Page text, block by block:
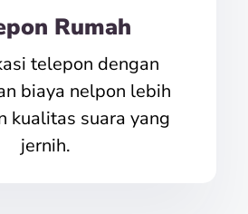
Rumah
telepon dengan
biaya nelpon lebih
kualitas suara yang
jernih.